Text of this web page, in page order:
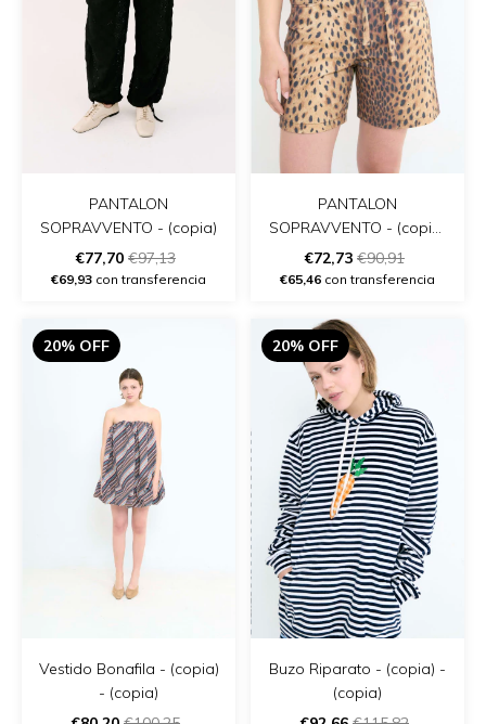
PANTALON
SOPRAVVENTO - (copia)
€77,70 €97,13
€69,93 con transferencia
PANTALON
SOPRAVVENTO - (copia)
- (copia) - (copia)
€72,73 €90,91
€65,46 con transferencia
20% OFF
Vestido Bonafila - (copia)
- (copia)
20% OFF
Buzo Riparato - (copia) -
(copia)